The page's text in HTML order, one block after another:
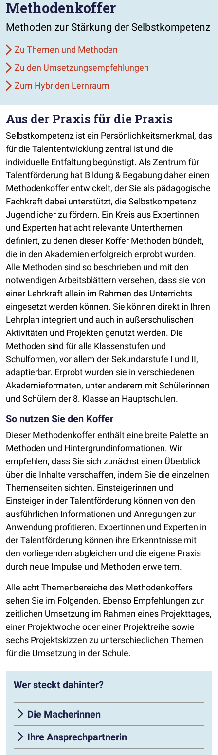
Methodenkoffer
Methoden zur Stärkung der Selbstkompetenz
Zu Themen und Methoden
Zu den Umsetzungsempfehlungen
Zum Hybriden Lernraum
Aus der Praxis für die Praxis
Selbstkompetenz ist ein Persönlichkeitsmerkmal, das
für die Talententwicklung zentral ist und die
individuelle Entfaltung begünstigt. Als Zentrum für
Talentförderung hat Bildung & Begabung daher einen
Methodenkoffer entwickelt, der Sie als pädagogische
Fachkraft dabei unterstützt, die Selbstkompetenz
Jugendlicher zu fördern. Ein Kreis aus Expertinnen
und Experten hat acht relevante Unterthemen
definiert, zu denen dieser Koffer Methoden bündelt,
die in den Akademien erfolgreich erprobt wurden.
Alle Methoden sind so beschrieben und mit den
notwendigen Arbeitsblättern versehen, dass sie von
einer Lehrkraft allein im Rahmen des Unterrichts
eingesetzt werden können. Sie können direkt in Ihren
Lehrplan integriert und auch in außerschulischen
Aktivitäten und Projekten genutzt werden. Die
Methoden sind für alle Klassenstufen und
Schulformen, vor allem der Sekundarstufe I und II,
adaptierbar. Erprobt wurden sie in verschiedenen
Akademieformaten, unter anderem mit Schülerinnen
und Schülern der 8. Klasse an Hauptschulen.
So nutzen Sie den Koffer
Dieser Methodenkoffer enthält eine breite Palette an
Methoden und Hintergrundinformationen. Wir
empfehlen, dass Sie sich zunächst einen Überblick
über die Inhalte verschaffen, indem Sie die einzelnen
Themenseiten sichten. Einsteigerinnen und
Einsteiger in der Talentförderung können von den
ausführlichen Informationen und Anregungen zur
Anwendung profitieren. Expertinnen und Experten in
der Talentförderung können ihre Erkenntnisse mit
den vorliegenden abgleichen und die eigene Praxis
durch neue Impulse und Methoden erweitern.
Alle acht Themenbereiche des Methodenkoffers
sehen Sie im Folgenden. Ebenso Empfehlungen zur
zeitlichen Umsetzung im Rahmen eines Projekttages,
einer Projektwoche oder einer Projektreihe sowie
sechs Projektskizzen zu unterschiedlichen Themen
für die Umsetzung in der Schule.
Wer steckt dahinter?
Die Macherinnen
Ihre Ansprechpartnerin